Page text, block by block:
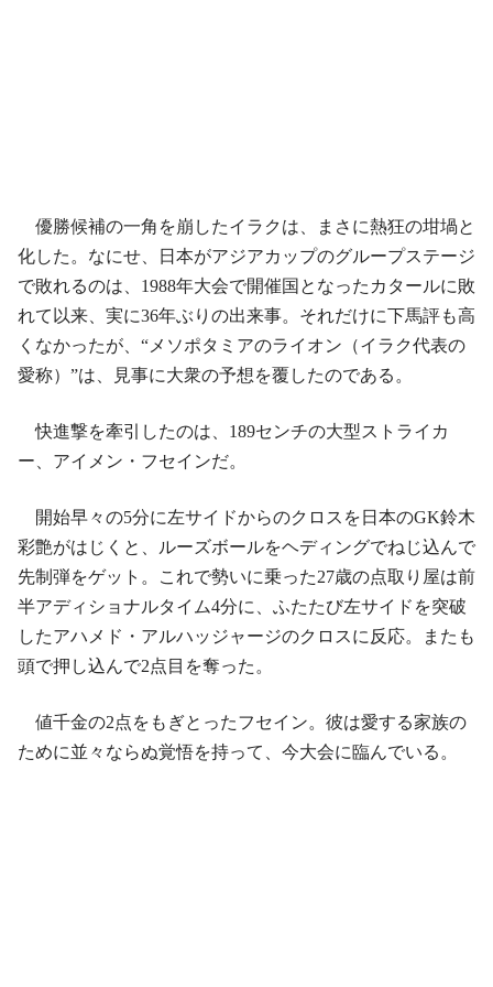
優勝候補の一角を崩したイラクは、まさに熱狂の坩堝と
化した。なにせ、日本がアジアカップのグループステージ
で敗れるのは、1988年大会で開催国となったカタールに敗
れて以来、実に36年ぶりの出来事。それだけに下馬評も高
くなかったが、“メソポタミアのライオン（イラク代表の
愛称）”は、見事に大衆の予想を覆したのである。
快進撃を牽引したのは、189センチの大型ストライカ
ー、アイメン・フセインだ。
開始早々の5分に左サイドからのクロスを日本のGK鈴木
彩艶がはじくと、ルーズボールをヘディングでねじ込んで
先制弾をゲット。これで勢いに乗った27歳の点取り屋は前
半アディショナルタイム4分に、ふたたび左サイドを突破
したアハメド・アルハッジャージのクロスに反応。またも
頭で押し込んで2点目を奪った。
値千金の2点をもぎとったフセイン。彼は愛する家族の
ために並々ならぬ覚悟を持って、今大会に臨んでいる。